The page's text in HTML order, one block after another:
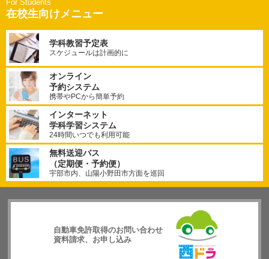
在校生向けメニュー
学科教習予定表
スケジュールは計画的に
オンライン
予約システム
携帯やPCから簡単予約
インターネット
学科学習システム
24時間いつでも利用可能
無料送迎バス
（定期便・予約便）
宇部市内、山陽小野田市方面を巡回
自動車免許取得のお問い合わせ
資料請求、お申し込み